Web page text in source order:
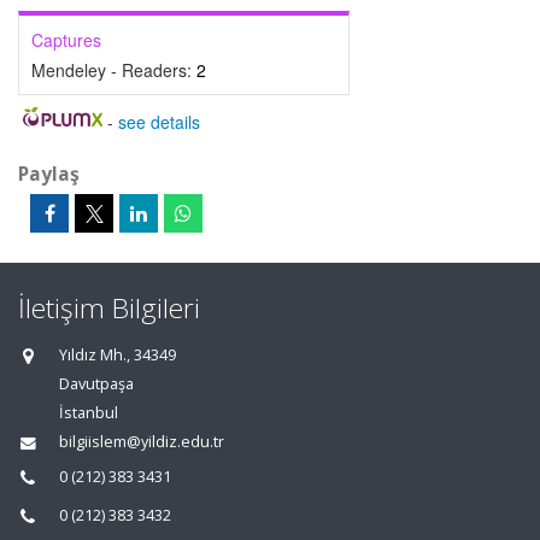
Captures
Mendeley - Readers: 2
- see details
Paylaş
İletişim Bilgileri
Yıldız Mh., 34349
Davutpaşa
İstanbul
bilgiislem@yildiz.edu.tr
0 (212) 383 3431
0 (212) 383 3432